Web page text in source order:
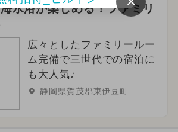
水浴が楽しめる！ファミリ
広々としたファミリールー
ム完備で三世代での宿泊に
も大人気♪
静岡県賀茂郡東伊豆町